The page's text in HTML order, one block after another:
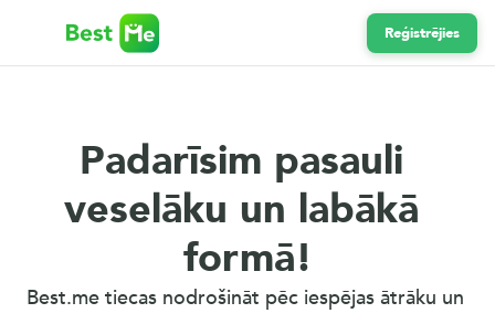
Reģistrējies
Padarīsim pasauli
veselāku un labākā
formā!
Best.me tiecas nodrošināt pēc iespējas ātrāku un